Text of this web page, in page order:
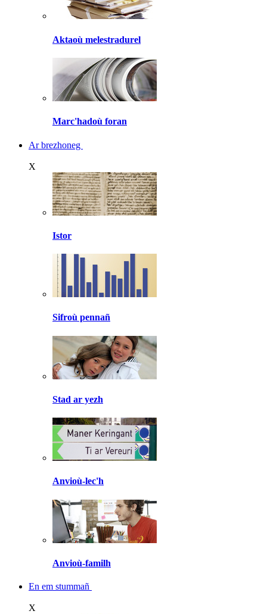
Aktaoù melestradurel
Marc'hadoù foran
Ar brezhoneg
X
Istor
Sifroù pennañ
Stad ar yezh
Anvioù-lec'h
Anvioù-familh
En em stummañ
X